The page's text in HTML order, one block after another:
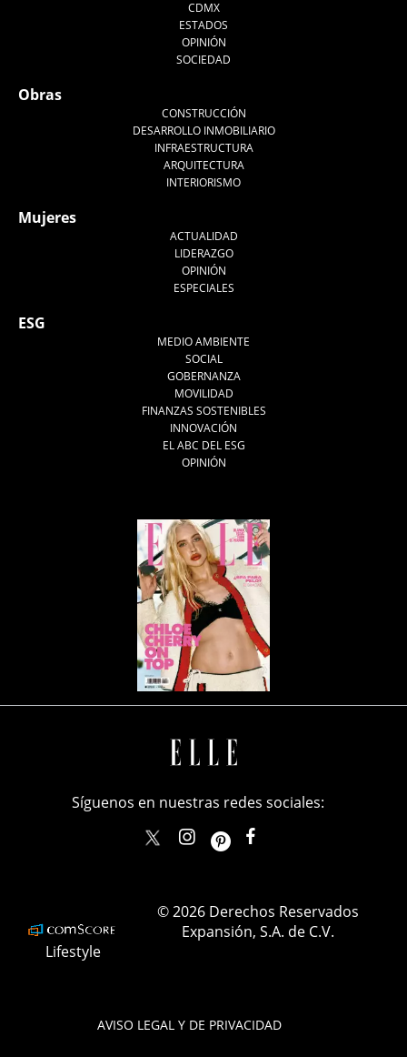
CDMX
ESTADOS
OPINIÓN
SOCIEDAD
Obras
CONSTRUCCIÓN
DESARROLLO INMOBILIARIO
INFRAESTRUCTURA
ARQUITECTURA
INTERIORISMO
Mujeres
ACTUALIDAD
LIDERAZGO
OPINIÓN
ESPECIALES
ESG
MEDIO AMBIENTE
SOCIAL
GOBERNANZA
MOVILIDAD
FINANZAS SOSTENIBLES
INNOVACIÓN
EL ABC DEL ESG
OPINIÓN
AVISO LEGAL Y DE PRIVACIDAD
Síguenos en nuestras redes sociales:
elle_mexicoellemexico
Lifestyle
© 2026 Derechos Reservados
Expansión, S.A. de C.V.